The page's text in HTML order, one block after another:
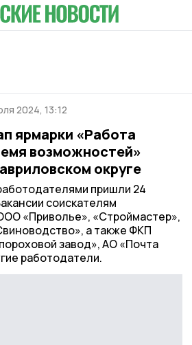
2024, 13:12
ярмарки «Работа
возможностей»
округе
пришли 24
соискателям
«Приволье», «Строймастер»,
а также ФКП
завод», АО «Почта
работодатели.